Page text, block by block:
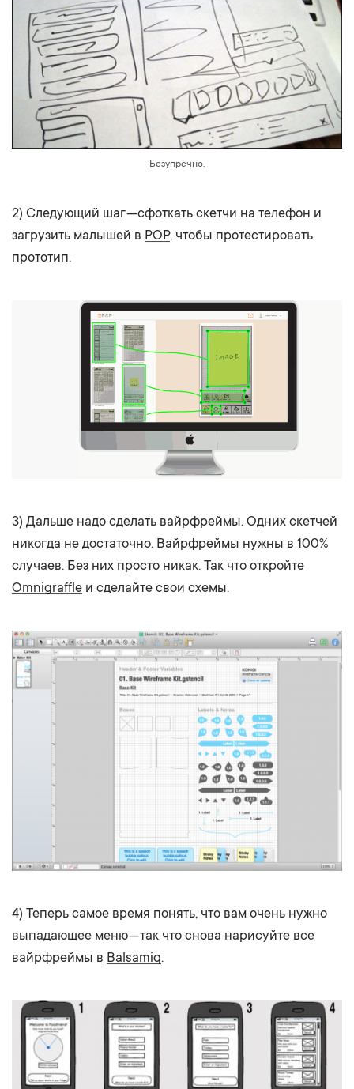
Безупречно.
2) Следующий шаг — сфоткать скетчи на телефон и
загрузить малышей в POP, чтобы протестировать
прототип.
3) Дальше надо сделать вайрфреймы. Одних скетчей
никогда не достаточно. Вайрфреймы нужны в 100%
случаев. Без них просто никак. Так что откройте
Omnigraffle и сделайте свои схемы.
4) Теперь самое время понять, что вам очень нужно
выпадающее меню — так что снова нарисуйте все
вайрфреймы в Balsamiq.